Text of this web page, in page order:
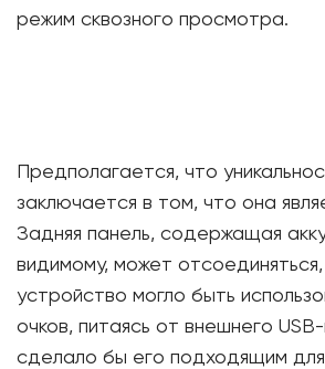
режим сквозного просмотра.
Предполагается, что
заключается в том, что она
Задняя панель, содержащая
видимому, может
устройство могло быть
очков, питаясь от внешнего
сделало бы его подходящим